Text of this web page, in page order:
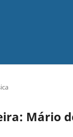
Mário